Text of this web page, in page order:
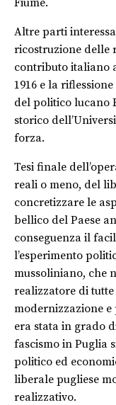
Altre parti
ricostruzione delle
contributo italiano
1916 e la
del politico lucano
storico
forza.
Tesi finale
reali o meno, del
concretizzare le
bellico del Paese
conseguenza il
l’esperimento
mussoliniano, che
realizzatore di
modernizzazione
era stata in grado
fascismo in Puglia
politico ed
liberale pugliese
realizzativo.